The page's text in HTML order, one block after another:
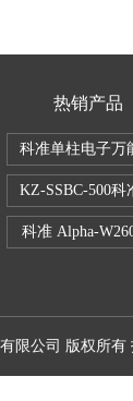
热销产品
科准单柱电子万
KZ-SSBC-500
科准 Alpha-
限公司 版权所有